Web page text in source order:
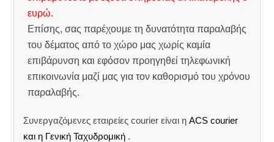
ευρώ.
Επίσης, σας παρέχουμε τη δυνατότητα παραλαβής
του δέματος από το χώρο μας χωρίς καμία
επιβάρυνση και εφόσον προηγηθεί τηλεφωνική
επικοινωνία μαζί μας για τον καθορισμό του χρόνου
παραλαβής.
Συνεργαζόμενες εταιρείες courier είναι ηACS courier
και η Γενική Ταχυδρομική .